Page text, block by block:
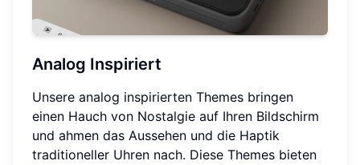
Analog Inspiriert
Unsere analog inspirierten Themes bringen
einen Hauch von Nostalgie auf Ihren Bildschirm
und ahmen das Aussehen und die Haptik
traditioneller Uhren nach. Diese Themes bieten